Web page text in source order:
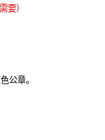
要）
公章。